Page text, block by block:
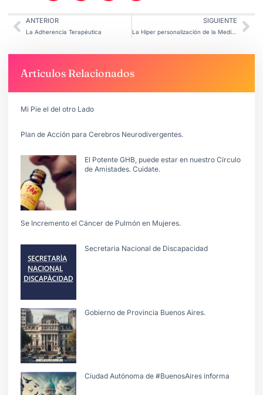
ANTERIOR
La Adherencia Terapéutica
SIGUIENTE
La Hiper personalización de la Medicina.
Articulos Relacionados
Mi Pie el del otro Lado
Plan de Acción para Cerebros Neurodivergentes.
El Potente GHB, puede estar en nuestro Círculo
de Amistades. Cuidate.
Se Incremento el Cáncer de Pulmón en Mujeres.
Secretarìa Nacional de Discapacidad
Gobierno de Provincia Buenos Aires.
Ciudad Autónoma de #BuenosAires informa